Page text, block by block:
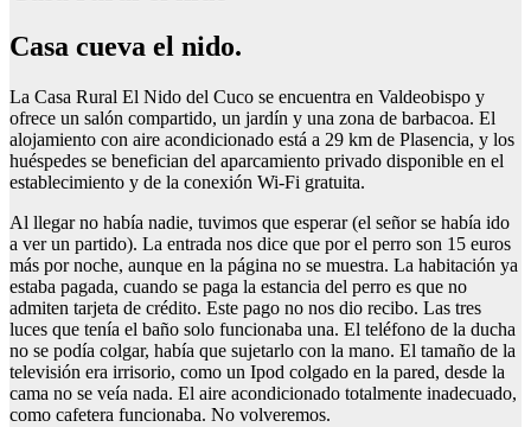
Casa cueva el nido.
La Casa Rural El Nido del Cuco se encuentra en Valdeobispo y
ofrece un salón compartido, un jardín y una zona de barbacoa. El
alojamiento con aire acondicionado está a 29 km de Plasencia, y los
huéspedes se benefician del aparcamiento privado disponible en el
establecimiento y de la conexión Wi-Fi gratuita.
Al llegar no había nadie, tuvimos que esperar (el señor se había ido
a ver un partido). La entrada nos dice que por el perro son 15 euros
más por noche, aunque en la página no se muestra. La habitación ya
estaba pagada, cuando se paga la estancia del perro es que no
admiten tarjeta de crédito. Este pago no nos dio recibo. Las tres
luces que tenía el baño solo funcionaba una. El teléfono de la ducha
no se podía colgar, había que sujetarlo con la mano. El tamaño de la
televisión era irrisorio, como un Ipod colgado en la pared, desde la
cama no se veía nada. El aire acondicionado totalmente inadecuado,
como cafetera funcionaba. No volveremos.